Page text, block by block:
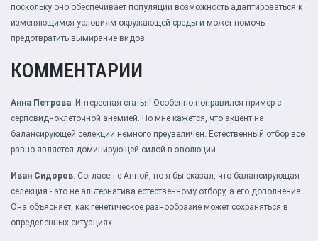
поскольку оно обеспечивает популяции возможность адаптироваться к
изменяющимся условиям окружающей среды и может помочь
предотвратить вымирание видов.
КОММЕНТАРИИ
Анна Петрова: Интересная статья! Особенно понравился пример с
серповидноклеточной анемией. Но мне кажется, что акцент на
балансирующей селекции немного преувеличен. Естественный отбор все
равно является доминирующей силой в эволюции.
Иван Сидоров: Согласен с Анной, но я бы сказал, что балансирующая
селекция - это не альтернатива естественному отбору, а его дополнение.
Она объясняет, как генетическое разнообразие может сохраняться в
определенных ситуациях.